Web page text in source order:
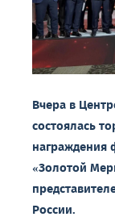
Вчера в
состоялась
награждения
«Золотой
России.